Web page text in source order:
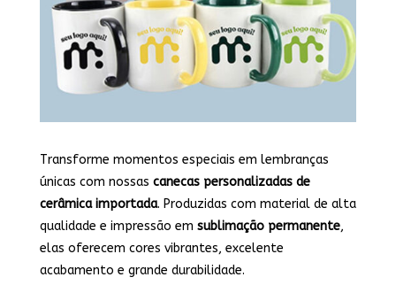
Transforme momentos especiais em lembranças
únicas com nossas canecas personalizadas de
cerâmica importada. Produzidas com material de alta
qualidade e impressão em sublimação permanente,
elas oferecem cores vibrantes, excelente
acabamento e grande durabilidade.